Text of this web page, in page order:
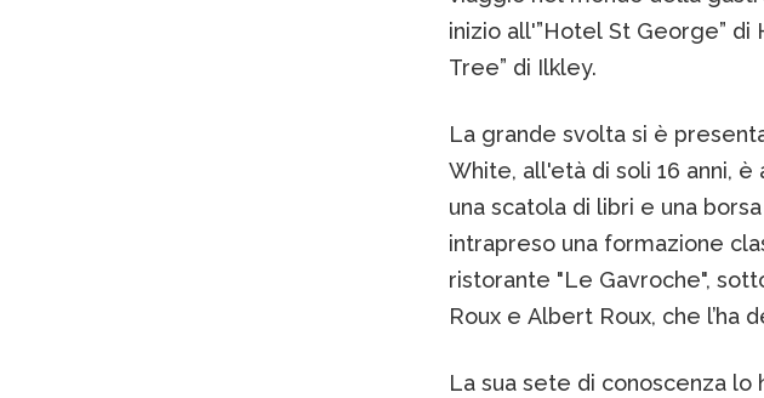
inizio all'”Hotel St George” di
Tree” di Ilkley.
La grande svolta si è
White, all'età di soli 16 anni,
una scatola di libri e una
intrapreso una formazione
ristorante "Le Gavroche",
Roux e Albert Roux, che l’ha
La sua sete di conoscenza